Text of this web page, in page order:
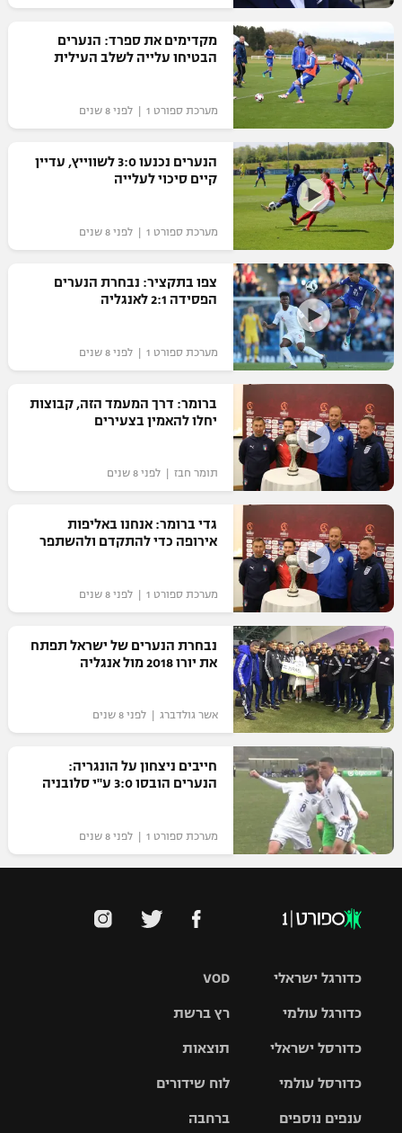
מקדימים את ספרד: הנערים
הבטיחו עלייה לשלב העילית
מערכת ספורט 1 | לפני 8 שנים
הנערים נכנעו 3:0 לשווייץ, עדיין
קיים סיכוי לעלייה
מערכת ספורט 1 | לפני 8 שנים
צפו בתקציר: נבחרת הנערים
הפסידה 2:1 לאנגליה
מערכת ספורט 1 | לפני 8 שנים
ברומר: דרך המעמד הזה, קבוצות
יחלו להאמין בצעירים
תומר חבז | לפני 8 שנים
גדי ברומר: אנחנו באליפות
אירופה כדי להתקדם ולהשתפר
מערכת ספורט 1 | לפני 8 שנים
נבחרת הנערים של ישראל תפתח
את יורו 2018 מול אנגליה
אשר גולדברג | לפני 8 שנים
חייבים ניצחון על הונגריה:
הנערים הובסו 3:0 ע"י סלובניה
מערכת ספורט 1 | לפני 8 שנים
VOD
רץ ברשת
תוצאות
לוח שידורים
ברחבה
כדורגל ישראלי
גביע הטוטו
כדורגל עולמי
האלופות
ליגה
כדורסל ישראלי
סל
כדורסל עולמי
ענפים נוספים